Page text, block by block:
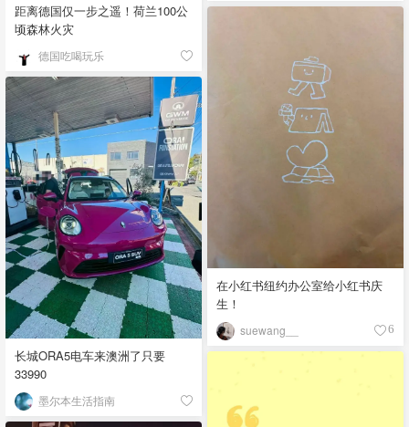
距离德国仅一步之遥！荷兰100公
顷森林火灾
德国吃喝玩乐
在小红书纽约办公室给小红书庆
生！
suewang__ 6
长城ORA5电车来澳洲了只要
33990
墨尔本生活指南